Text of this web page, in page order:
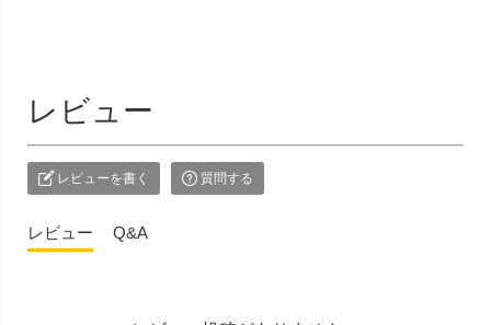
レビュー
レビューを書く 質問する
レビュー Q&A